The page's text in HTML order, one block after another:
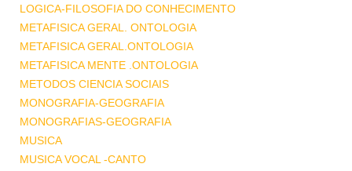
LOGICA-FILOSOFIA DO CONHECIMENTO
METAFISICA GERAL. ONTOLOGIA
METAFISICA GERAL.ONTOLOGIA
METAFISICA MENTE .ONTOLOGIA
METODOS CIENCIA SOCIAIS
MONOGRAFIA-GEOGRAFIA
MONOGRAFIAS-GEOGRAFIA
MUSICA
MUSICA VOCAL -CANTO